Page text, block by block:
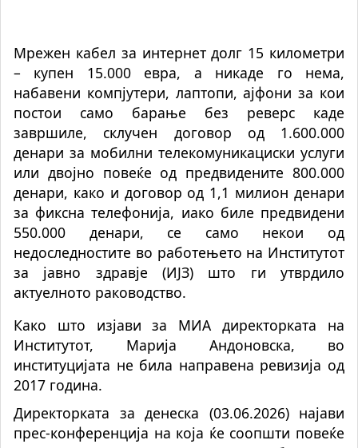
Мрежен кабел за интернет долг 15 километри
– купен 15.000 евра, а никаде го нема,
набавени компјутери, лаптопи, ајфони за кои
постои само барање без реверс каде
завршиле, склучен договор од 1.600.000
денари за мобилни телекомуникациски услуги
или двојно повеќе од предвидените 800.000
денари, како и договор од 1,1 милион денари
за фиксна телефонија, иако биле предвидени
550.000 денари, се само некои од
недоследностите во работењето на Институтот
за јавно здравје (ИЈЗ) што ги утврдило
актуелното раководство.
Како што изјави за МИА директорката на
Институтот, Марија Андоновска, во
институцијата не била направена ревизија од
2017 година.
Директорката за денеска (03.06.2026) најави
прес-конференција на која ќе соопшти повеќе